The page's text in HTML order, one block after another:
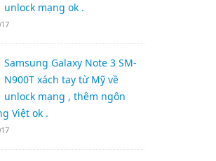
unlock mạng ok .
Samsung Galaxy Note 3 SM-
N900T xách tay từ Mỹ về
unlock mạng , thêm ngôn
Việt ok .